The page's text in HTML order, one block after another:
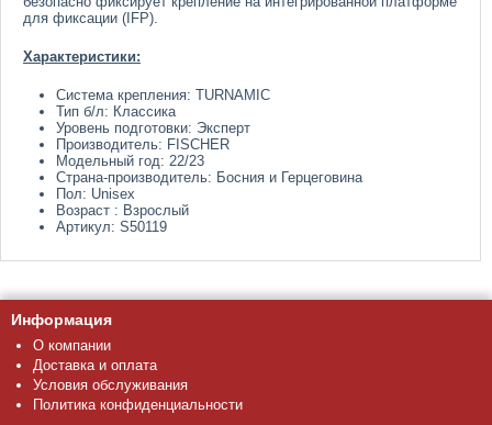
для фиксации (IFP).
Характеристики:
Система крепления: TURNAMIC
Тип б/л: Классика
Уровень подготовки: Эксперт
Производитель: FISCHER
Модельный год: 22/23
Страна-производитель: Босния и Герцеговина
Пол: Unisex
Возраст : Взрослый
Артикул: S50119
Информация
О компании
Доставка и оплата
Условия обслуживания
Политика конфиденциальности